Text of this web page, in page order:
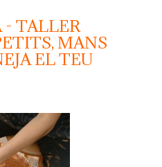
- TALLER
MANS
EL TEU